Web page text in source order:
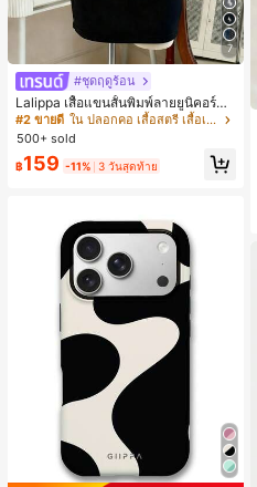
7
#ชุดฤดูร้อน
Lalippa เสื้อแขนสั้นพิมพ์ลายยูนิคอร์นล
ายทางสีตัดกันสำหรับผู้หญิง สไตล์วิทย
าลัย
#2 ขายดี
ใน ปลอกคอ เสื้อสตรี เสื้อเบลาส์ & Tee
500+ sold
฿159 -11% 3 วันสุดท้าย